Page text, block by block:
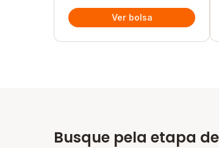
Ver bolsa
Busque pela etapa